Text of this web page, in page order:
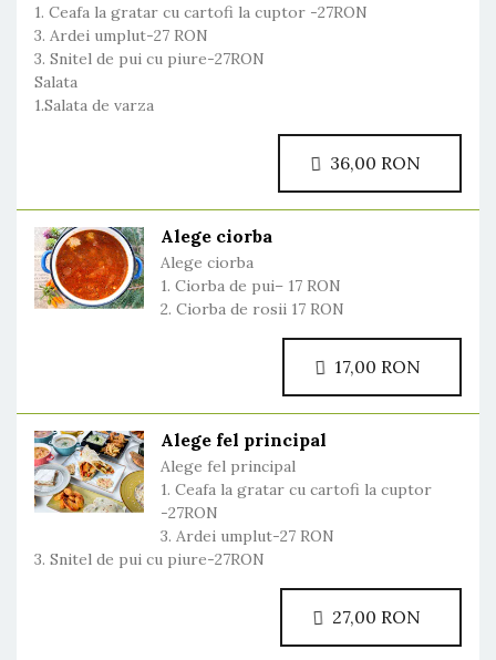
1. Ceafa la gratar cu cartofi la cuptor -27RON
3. Ardei umplut-27 RON
3. Snitel de pui cu piure-27RON
Salata
1.Salata de varza
Alege ciorba
Alege ciorba
1. Ciorba de pui– 17 RON
2. Ciorba de rosii 17 RON
Alege fel principal
Alege fel principal
1. Ceafa la gratar cu cartofi la cuptor
-27RON
3. Ardei umplut-27 RON
3. Snitel de pui cu piure-27RON